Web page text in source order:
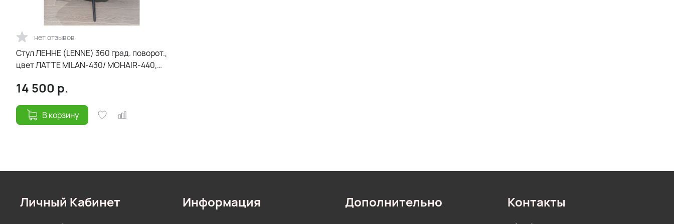
нет отзывов
Стул ЛЕННЕ (LENNE) 360 град. поворот.,
цвет ЛАТТЕ MILAN-430/ MOHAIR-440,
14 500 р.
В корзину
Личный Кабинет Информация Дополнительно Контакты